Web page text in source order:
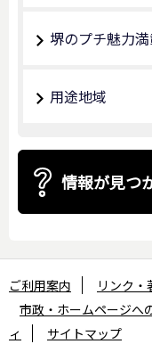
堺のプチ魅力満
用途地域
情報が見つ
ご利用案内 リンク
市政・ホームページへ
ィ
サイトマップ